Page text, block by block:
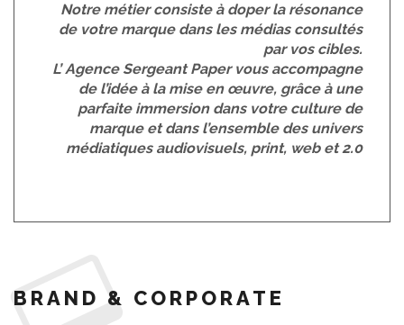
Notre métier consiste à doper la résonance
de votre marque dans les médias consultés
par vos cibles.
L’ Agence Sergeant Paper vous accompagne
de l’idée à la mise en œuvre, grâce à une
parfaite immersion dans votre culture de
marque et dans l’ensemble des univers
médiatiques audiovisuels, print, web et 2.0
BRAND & CORPORATE